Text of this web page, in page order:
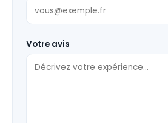
Votre avis